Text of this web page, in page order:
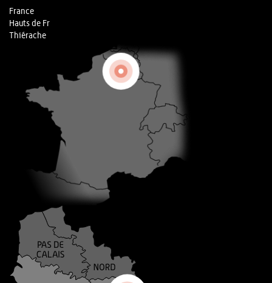
France
Hauts de Fr
Thiérache